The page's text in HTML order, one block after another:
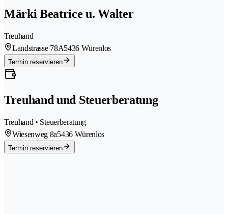
Märki Beatrice u. Walter
Treuhand
Landstrasse 78A5436 Würenlos
Termin reservieren
Treuhand und Steuerberatung
Treuhand • Steuerberatung
Wiesenweg 8a5436 Würenlos
Termin reservieren